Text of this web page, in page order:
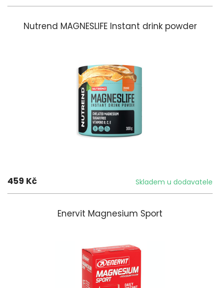
Nutrend MAGNESLIFE Instant drink powder
459 Kč Skladem u dodavatele
Enervit Magnesium Sport